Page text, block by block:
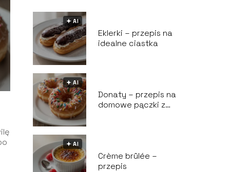
🟅 AI
Eklerki – przepis na
idealne ciastka
🟅 AI
Donaty – przepis na
domowe pączki z
🟅 AI
Crème brûlée –
przepis